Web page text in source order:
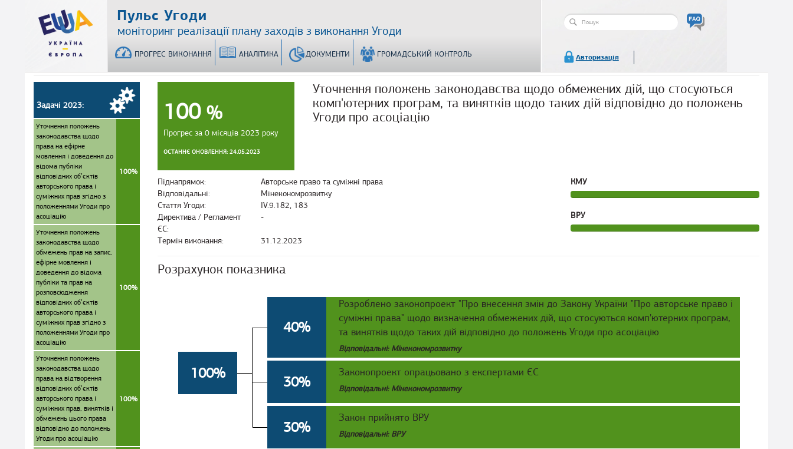
Пульс Угоди
моніторинг реалізації плану заходів з виконання Угоди
ПРОГРЕС ВИКОНАННЯ АНАЛІТИКА ДОКУМЕНТИ ГРОМАДСЬКИЙ КОНТРОЛЬ
Пошукова
Авторизація
100 %
Прогрес за 0 місяців 2023 року
ОСТАННЄ ОНОВЛЕННЯ: 24.05.2023
Уточнення положень законодавства щодо обмежених дій, що стосуються
комп'ютерних програм, та винятків щодо таких дій відповідно до положень
Угоди про асоціацію
Піднапрямок:
Авторське право та суміжні права
Відповідальні:
Мінекономрозвитку
Стаття Угоди:
IV.9.182, 183
Директива / Регламент
ЄС:
-
Термін виконання: 31.12.2023
КМУ
ВРУ
Розрахунок показника
100%
40%
Розроблено законопроект "Про внесення змін до Закону України "Про авторське право і
суміжні права" щодо визначення обмежених дій, що стосуються комп'ютерних програм,
та винятків щодо таких дій відповідно до положень Угоди про асоціацію
Відповідальні: Мінекономрозвитку
30%
Законопроект опрацьовано з експертами ЄС
Відповідальні: Мінекономрозвитку
30%
Закон прийнято ВРУ
Відповідальні: ВРУ
Задачі 2023:
Уточнення положень
законодавства щодо
права на ефірне
мовлення і доведення до
відома публіки
відповідних об’єктів
авторського права і
суміжних прав згідно з
положеннями Угоди про
асоціацію
100%
Уточнення положень
законодавства щодо
обмежень прав на запис,
ефірне мовлення і
доведення до відома
публіки та прав на
розповсюдження
відповідних об’єктів
авторського права і
суміжних прав згідно з
положеннями Угоди про
асоціацію
100%
Уточнення положень
законодавства щодо
права на відтворення
відповідних об’єктів
авторського права і
суміжних прав, винятків і
обмежень цього права
відповідно до положень
Угоди про асоціацію
100%